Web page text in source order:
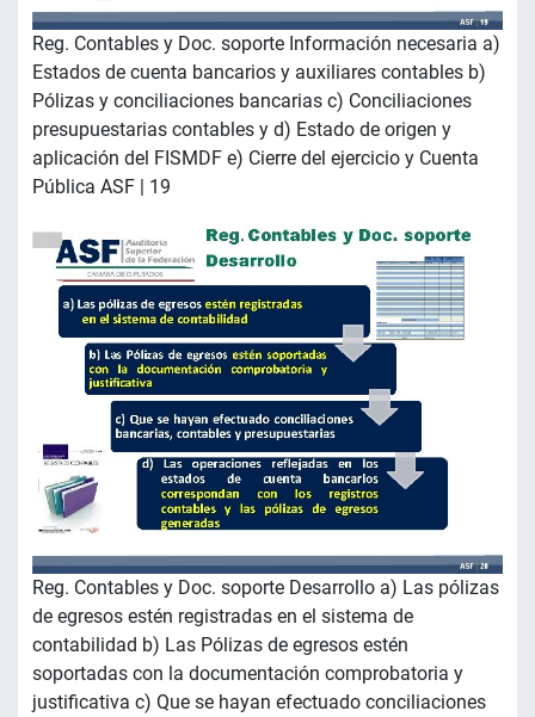
Reg. Contables y Doc. soporte Información necesaria a)
Estados de cuenta bancarios y auxiliares contables b)
Pólizas y conciliaciones bancarias c) Conciliaciones
presupuestarias contables y d) Estado de origen y
aplicación del FISMDF e) Cierre del ejercicio y Cuenta
Pública ASF | 19
Reg. Contables y Doc. soporte Desarrollo a) Las pólizas
de egresos estén registradas en el sistema de
contabilidad b) Las Pólizas de egresos estén
soportadas con la documentación comprobatoria y
justificativa c) Que se hayan efectuado conciliaciones